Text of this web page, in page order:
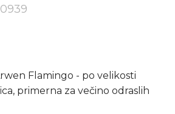
Flamingo - po velikosti
primerna za večino odraslih